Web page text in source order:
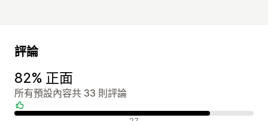
評論
82% 正面
所有預設內容共 33 則評論